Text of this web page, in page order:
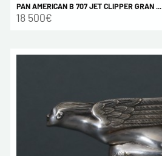
PAN AMERICAN B 707 JET CLIPPER GRAN ...
18 500€